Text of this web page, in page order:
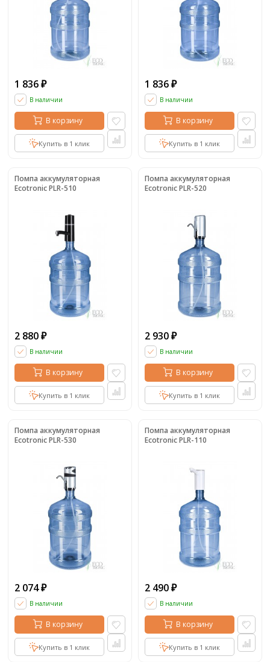
1 836 ₽
В наличии
В корзину
Купить в 1 клик
1 836 ₽
В наличии
В корзину
Купить в 1 клик
Помпа аккумуляторная
Ecotronic PLR-510
2 880 ₽
В наличии
В корзину
Купить в 1 клик
Помпа аккумуляторная
Ecotronic PLR-520
2 930 ₽
В наличии
В корзину
Купить в 1 клик
Помпа аккумуляторная
Ecotronic PLR-530
2 074 ₽
В наличии
В корзину
Купить в 1 клик
Помпа аккумуляторная
Ecotronic PLR-110
2 490 ₽
В наличии
В корзину
Купить в 1 клик